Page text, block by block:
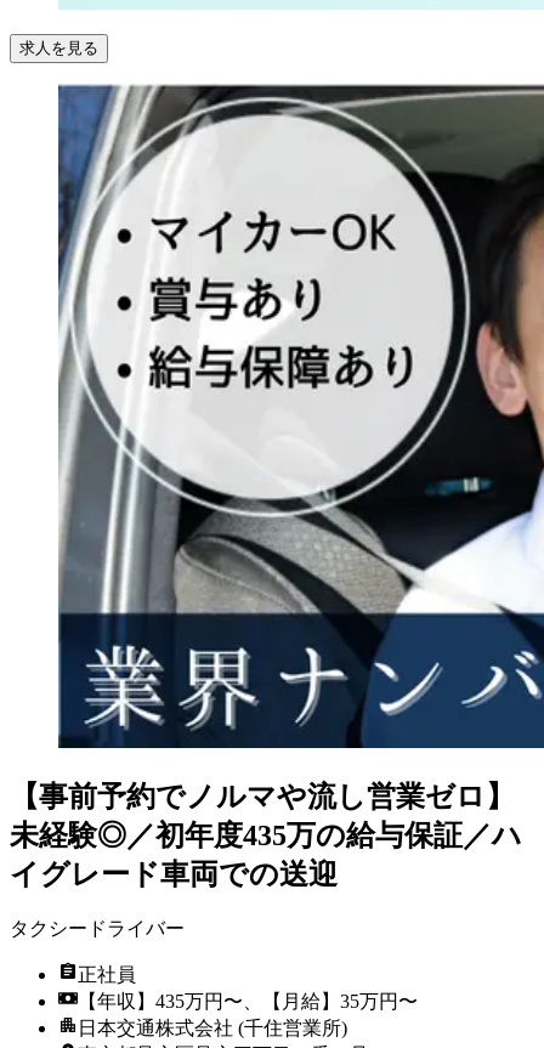
求人を見る
【事前予約でノルマや流し営業ゼロ】
未経験◎／初年度435万の給与保証／ハ
イグレード車両での送迎
タクシードライバー
正社員
【年収】435万円〜、【月給】35万円〜
日本交通株式会社 (千住営業所)